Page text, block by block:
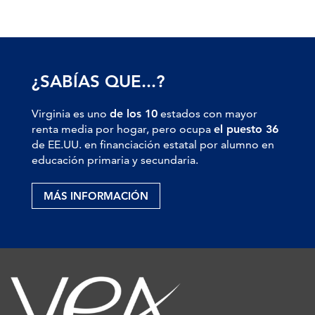
¿SABÍAS QUE...?
Virginia es uno de los 10 estados con mayor
renta media por hogar, pero ocupa el puesto 36
de EE.UU. en financiación estatal por alumno en
educación primaria y secundaria.
MÁS INFORMACIÓN